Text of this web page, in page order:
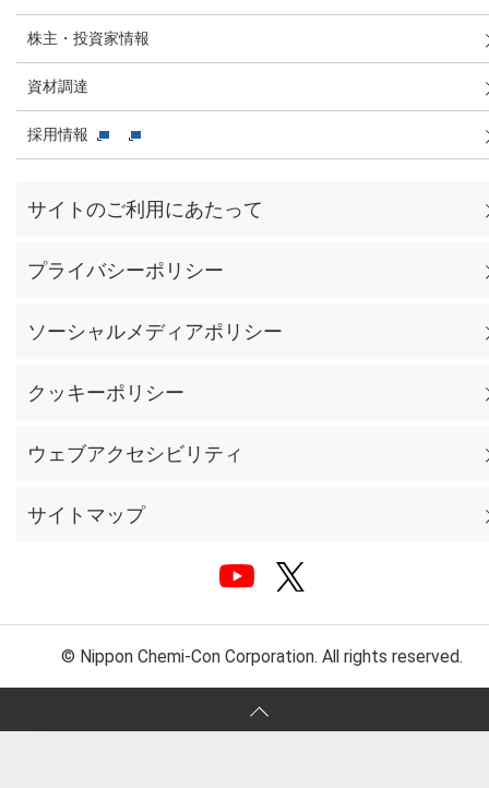
株主・投資家情報
資材調達
採用情報
サイトのご利用にあたって
プライバシーポリシー
ソーシャルメディアポリシー
クッキーポリシー
ウェブアクセシビリティ
サイトマップ
© Nippon Chemi-Con Corporation. All rights reserved.